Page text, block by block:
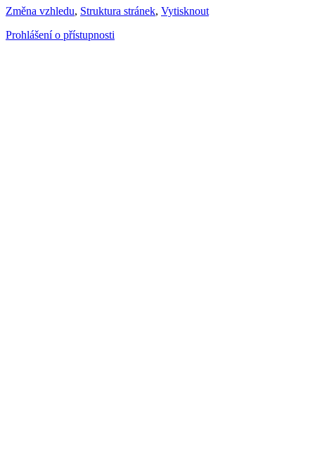
Změna vzhledu, Struktura stránek, Vytisknout
Prohlášení o přístupnosti